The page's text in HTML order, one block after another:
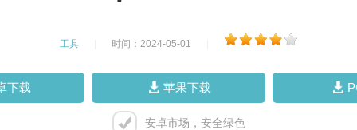
工具 时间：2024-05-01
下载 苹果下载
安卓市场，安全绿色